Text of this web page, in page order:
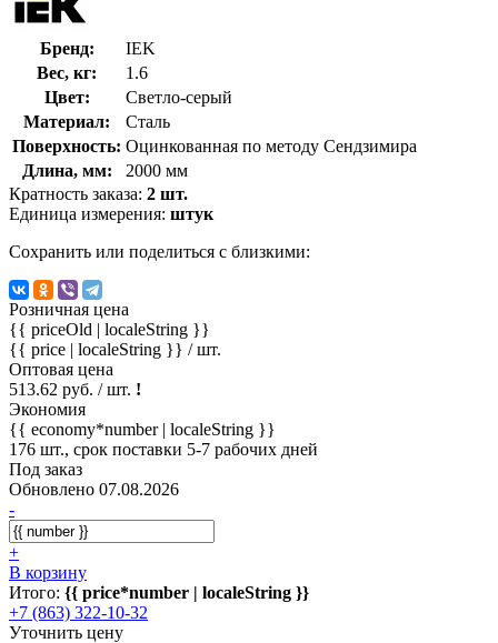
Бренд:
IEK
Вес, кг:
1.6
Цвет:
Светло-серый
Материал:
Сталь
Поверхность: Оцинкованная по методу Сендзимира
Длина, мм:
2000 мм
Кратность заказа: 2 шт.
Единица измерения: штук
Сохранить или поделиться с близкими:
Розничная цена
{{ priceOld | localeString }}
{{ price | localeString }} / шт.
Оптовая цена
513.62 руб. / шт. !
Экономия
{{ economy*number | localeString }}
176 шт., срок поставки 5-7 рабочих дней
Под заказ
Обновлено 07.08.2026
-
+
В корзину
Итого: {{ price*number | localeString }}
+7 (863) 322-10-32
Уточнить цену